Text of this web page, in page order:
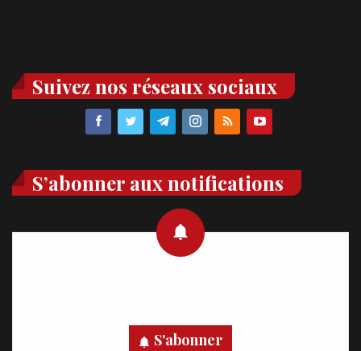
Suivez nos réseaux sociaux
S’abonner aux notifications
S'abonner